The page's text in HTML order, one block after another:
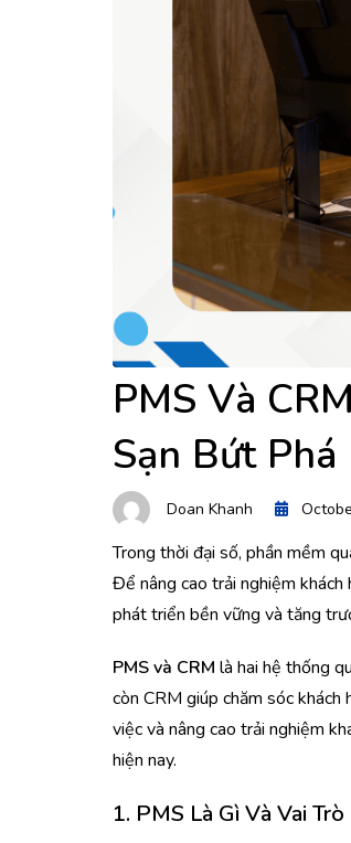
PMS Và
Sạn Bứt
Doan Khanh
Trong thời đại số, phần mềm
Để nâng cao trải nghiệm khách
phát triển bền vững và tăng
PMS và CRM là hai hệ thống
còn CRM giúp chăm sóc
việc và nâng cao trải nghiệm
hiện nay.
1. PMS Là Gì Và Vai